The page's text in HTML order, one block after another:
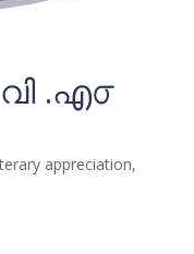
.എ൦
appreciation,